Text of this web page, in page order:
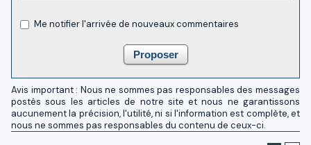
Me notifier l'arrivée de nouveaux commentaires
Avis important : Nous ne sommes pas responsables des messages
postés sous les articles de notre site et nous ne garantissons
aucunement la précision, l'utilité, ni si l'information est complète, et
nous ne sommes pas responsables du contenu de ceux-ci.